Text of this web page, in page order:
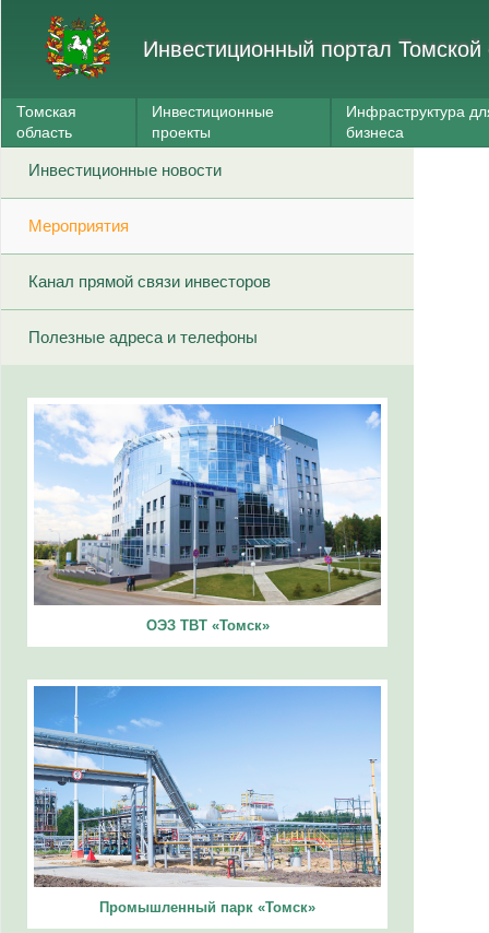
Инвестиционный портал Томской
Томская
область
Инвестиционные
проекты
Инфраструктура
бизнеса
Инвестиционные новости
Мероприятия
Канал прямой связи инвесторов
Полезные адреса и телефоны
ОЭЗ ТВТ «Томск»
Промышленный парк «Томск»